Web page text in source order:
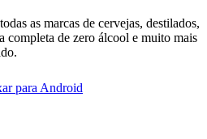
as marcas de cervejas, destilados,
completa de zero álcool e muito mais
para Android